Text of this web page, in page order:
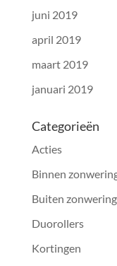
juni 2019
april 2019
maart 2019
januari 2019
Categorieën
Acties
Binnen
Buiten zonwering
Duorollers
Kortingen